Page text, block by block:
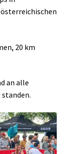
20 km
an alle